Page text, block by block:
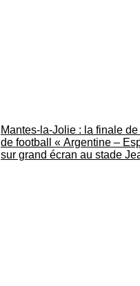
Mantes-la-Jolie : la finale
de football « Argentine –
sur grand écran au stade